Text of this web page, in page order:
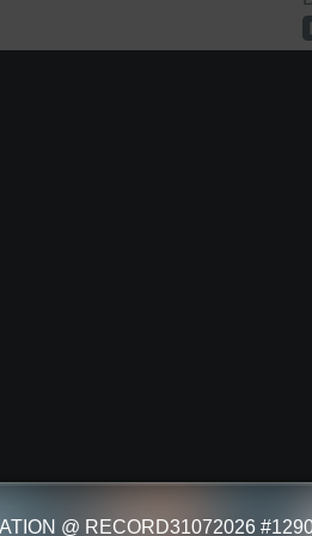
@ RECORD31072026